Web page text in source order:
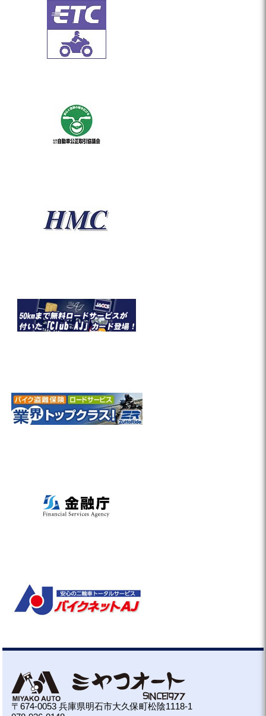
〒674-0053 兵庫県明石市大久保町松陰1118-1